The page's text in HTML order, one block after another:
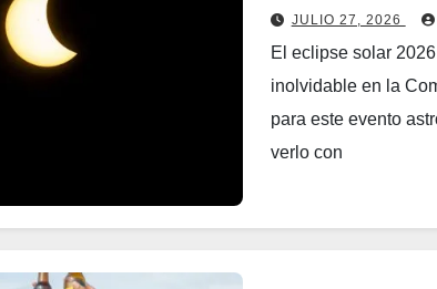
JULIO 27, 2026
El eclipse solar
inolvidable en la
para este evento
verlo con